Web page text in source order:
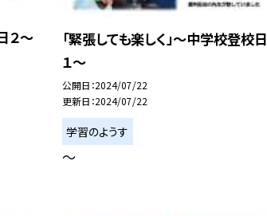
２〜
「緊張しても楽しく」〜中学校登校日
１〜
公開日 2024/07/22
更新日 2024/07/22
学習のようす
〜